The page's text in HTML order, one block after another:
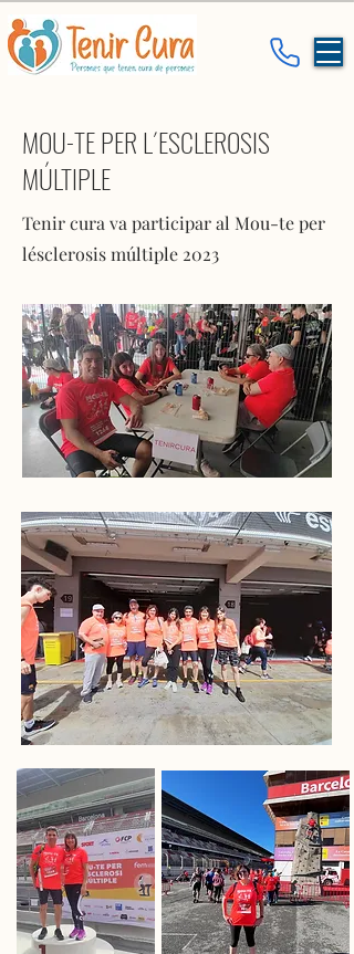
MOU-TE PER L´ESCLEROSIS
MÚLTIPLE
Tenir cura va participar al Mou-te per
lésclerosis múltiple 2023